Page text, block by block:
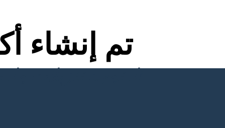
تم إنشاء
لا توجد تنزيلات ولا بطاقة ائتمان ولا حاجة إلى تسجيل الدخول للمحاولة!